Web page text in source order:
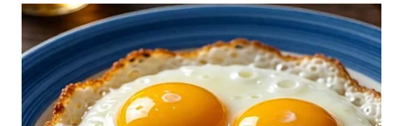
SIMALUNGUN
WN
LABUHANBATU